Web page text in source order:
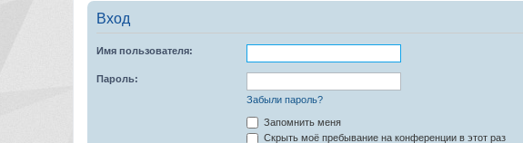
Вход
Имя пользователя:
Пароль:
Забыли пароль?
Запомнить меня
Скрыть моё пребывание на конференции в этот раз